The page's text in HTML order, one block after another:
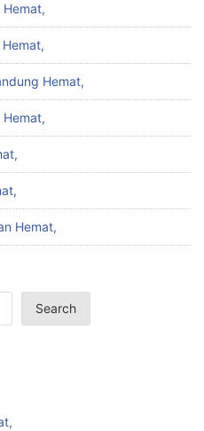
Hemat,
Hemat,
Search